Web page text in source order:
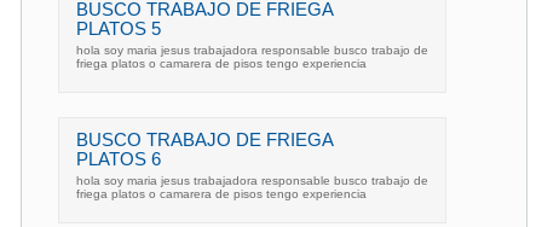
BUSCO TRABAJO DE FRIEGA
PLATOS 5
hola soy maria jesus trabajadora responsable busco trabajo de
friega platos o camarera de pisos tengo experiencia
BUSCO TRABAJO DE FRIEGA
PLATOS 6
hola soy maria jesus trabajadora responsable busco trabajo de
friega platos o camarera de pisos tengo experiencia